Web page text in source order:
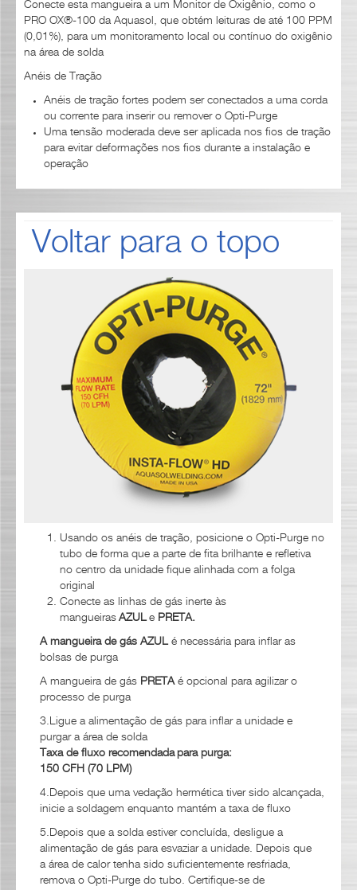
Conecte esta mangueira a um Monitor de Oxigênio, como o
PRO OX®-100 da Aquasol, que obtém leituras de até 100 PPM
(0,01%), para um monitoramento local ou contínuo do oxigênio
na área de solda
Anéis de Tração
Anéis de tração fortes podem ser conectados a uma corda
ou corrente para inserir ou remover o Opti-Purge
Uma tensão moderada deve ser aplicada nos fios de tração
para evitar deformações nos fios durante a instalação e
operação
Voltar para o topo
Usando os anéis de tração, posicione o Opti-Purge no
tubo de forma que a parte de fita brilhante e refletiva
no centro da unidade fique alinhada com a folga
original
Conecte as linhas de gás inerte às
mangueiras AZULe PRETA.
A mangueira de gás AZUL é necessária para inflar as
bolsas de purga
A mangueira de gás PRETAé opcional para agilizar o
processo de purga
3.Ligue a alimentação de gás para inflar a unidade e
purgar a área de solda
Taxa de fluxo recomendada para purga:
150 CFH (70 LPM)
4.Depois que uma vedação hermética tiver sido alcançada,
inicie a soldagem enquanto mantém a taxa de fluxo
5.Depois que a solda estiver concluída, desligue a
alimentação de gás para esvaziar a unidade. Depois que
a área de calor tenha sido suficientemente resfriada,
remova o Opti-Purge do tubo. Certifique-se de